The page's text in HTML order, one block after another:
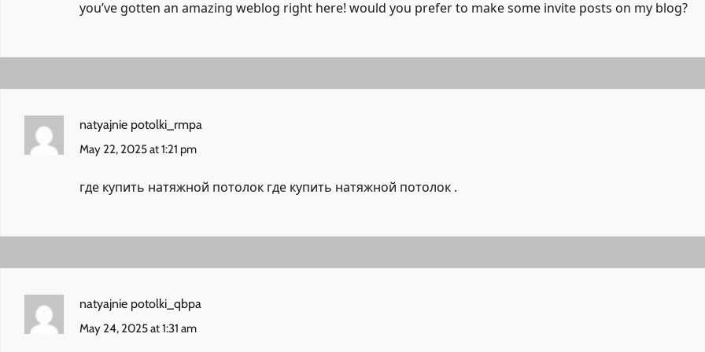
you’ve gotten an amazing weblog right here! would you prefer to make some invite posts on my blog?
natyajnie potolki_rmpa
May 22, 2025 at 1:21 pm
где купить натяжной потолок где купить натяжной потолок .
natyajnie potolki_qbpa
May 24, 2025 at 1:31 am